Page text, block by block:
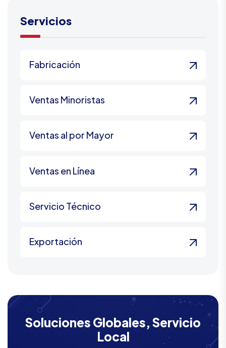
Servicios
Fabricación
Ventas Minoristas
Ventas al por Mayor
Ventas en Línea
Servicio Técnico
Exportación
Soluciones Globales, Servicio
Local